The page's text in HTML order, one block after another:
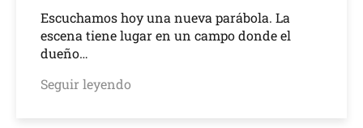
Escuchamos hoy una nueva parábola. La
escena tiene lugar en un campo donde el
dueño…
Seguir leyendo